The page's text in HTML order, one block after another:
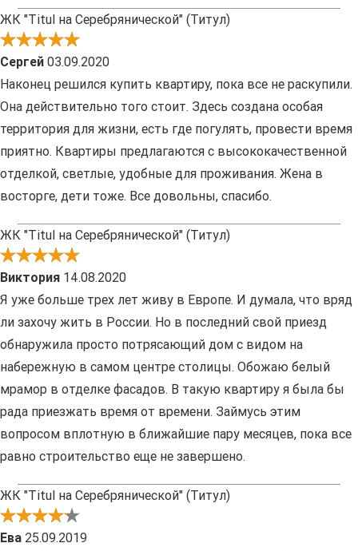
ЖК "Titul на Серебрянической" (Титул)
Сергей 03.09.2020
Наконец решился купить квартиру, пока все не раскупили.
Она действительно того стоит. Здесь создана особая
территория для жизни, есть где погулять, провести время
приятно. Квартиры предлагаются с высококачественной
отделкой, светлые, удобные для проживания. Жена в
восторге, дети тоже. Все довольны, спасибо.
ЖК "Titul на Серебрянической" (Титул)
Виктория 14.08.2020
Я уже больше трех лет живу в Европе. И думала, что вряд
ли захочу жить в России. Но в последний свой приезд
обнаружила просто потрясающий дом с видом на
набережную в самом центре столицы. Обожаю белый
мрамор в отделке фасадов. В такую квартиру я была бы
рада приезжать время от времени. Займусь этим
вопросом вплотную в ближайшие пару месяцев, пока все
равно строительство еще не завершено.
ЖК "Titul на Серебрянической" (Титул)
Ева 25.09.2019